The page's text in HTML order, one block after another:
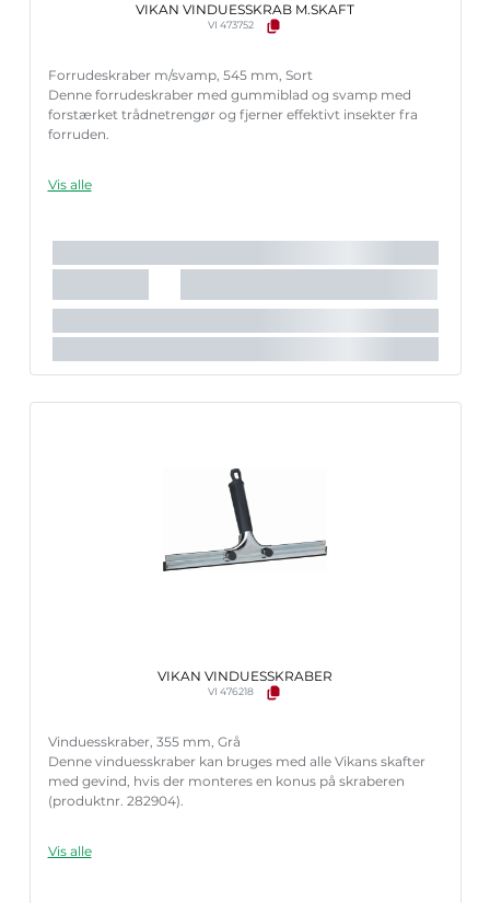
VIKAN VINDUESSKRAB M.SKAFT
VI 473752
Forrudeskraber m/svamp, 545 mm, Sort
Denne forrudeskraber med gummiblad og svamp med
forstærket trådnetrengør og fjerner effektivt insekter fra
forruden.
Vis alle
VIKAN VINDUESSKRABER
VI 476218
Vinduesskraber, 355 mm, Grå
Denne vinduesskraber kan bruges med alle Vikans skafter
med gevind, hvis der monteres en konus på skraberen
(produktnr. 282904).
Vis alle